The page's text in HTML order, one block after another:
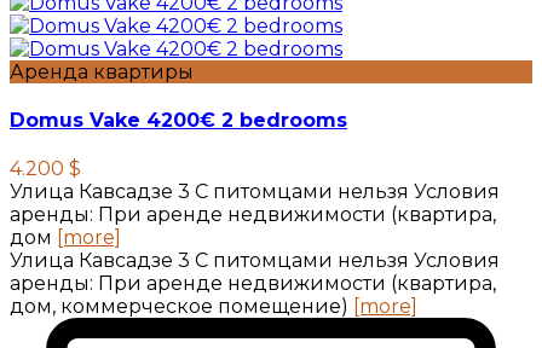
Аренда квартиры
Domus Vake 4200€ 2 bedrooms
4.200 $
Улица Кавсадзе 3 C питомцами нельзя Условия
аренды: При аренде недвижимости (квартира,
дом
[more]
Улица Кавсадзе 3 C питомцами нельзя Условия
аренды: При аренде недвижимости (квартира,
дом, коммерческое помещение)
[more]